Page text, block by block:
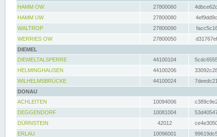
HAMM OW
27800060
HAMM UW
27800080
WALTROP
27800090
WERRIES OW
27800050
DIEMEL
DIEMELTALSPERRE
44100104
HELMINGHAUSEN
44100206
WILHELMSBRÜCKE
44100024
DONAU
ACHLEITEN
10094006
DEGGENDORF
10081004
DÜRNSTEIN
42012
ERLAU
10096001